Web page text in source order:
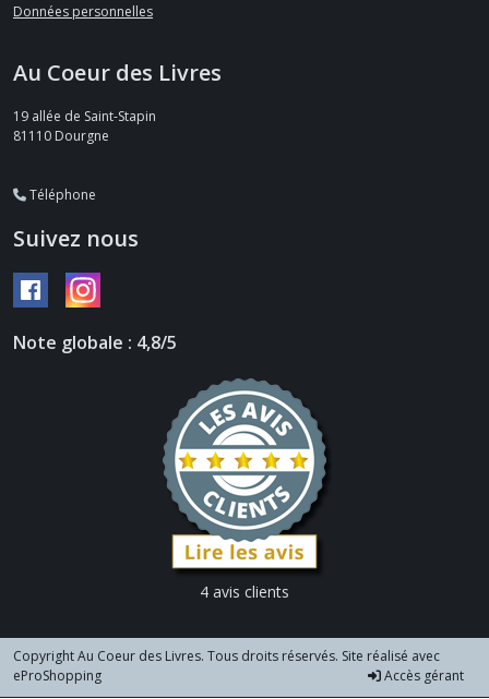
Données personnelles
Au Coeur des Livres
19 allée de Saint-Stapin
81110 Dourgne
Téléphone
Suivez nous
Note globale : 4,8/5
4 avis clients
Copyright Au Coeur des Livres. Tous droits réservés. Site réalisé avec
eProShopping
Accès gérant